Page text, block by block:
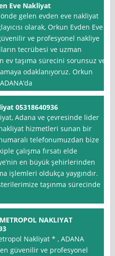
Eve Nakliyat
önde gelen evden eve nakliyat
olarak, Orkun Evden Eve
ve profesyonel nakliye
tecrübesi ve uzman
taşıma sürecini sorunsuz ve
odaklanıyoruz. Orkun
05318640936
Adana ve çevresinde lider
hizmetleri sunan bir
telefonumuzdan bize
çalışma fırsatı elde
en büyük şehirlerinden
işlemleri oldukça yaygındır.
taşınma sürecinde
NAKLIYAT
Nakliyat * , ADANA
güvenilir ve profesyonel